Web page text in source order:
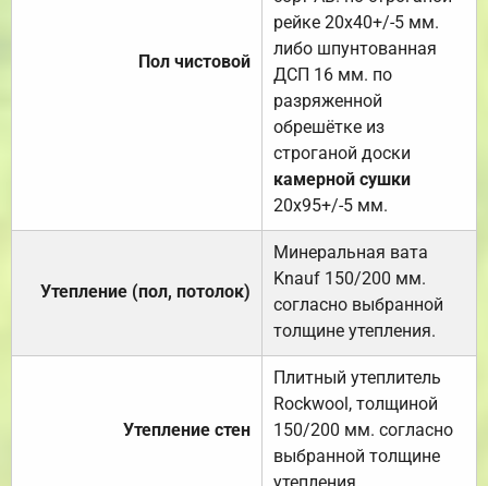
Пол чистовой
рейке 20х40+/-5 мм.
либо шпунтованная
ДСП 16 мм. по
разряженной
обрешётке из
строганой доски
камерной сушки
20х95+/-5 мм.
Утепление (пол, потолок)
Минеральная вата
Knauf 150/200 мм.
согласно выбранной
толщине утепления.
Утепление стен
Плитный утеплитель
Rockwool, толщиной
150/200 мм. согласно
выбранной толщине
утепления.